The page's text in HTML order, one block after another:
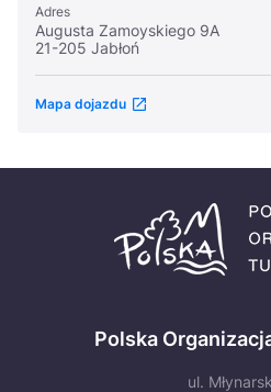
Adres
Augusta Zamoyskiego 9A
21-205 Jabłoń
Mapa dojazdu
Polska
ul.